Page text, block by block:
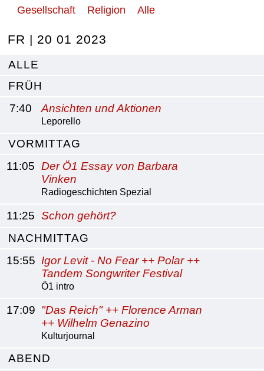
Gesellschaft
Religion Alle
FR | 20 01 2023
ALLE
FRÜH
7:40
Ansichten und Aktionen
Leporello
VORMITTAG
11:05 Der Ö1 Essay von Barbara
Vinken
Radiogeschichten Spezial
11:25 Schon gehört?
NACHMITTAG
15:55 Igor Levit - No Fear ++ Polar ++
Tandem Songwriter Festival
Ö1 intro
17:09 "Das Reich" ++ Florence Arman
++ Wilhelm Genazino
Kulturjournal
ABEND